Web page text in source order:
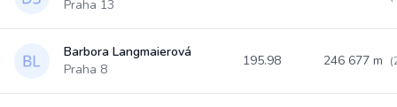
Praha 13
Barbora Langmaierová
Praha 8
195.98 246 677 m